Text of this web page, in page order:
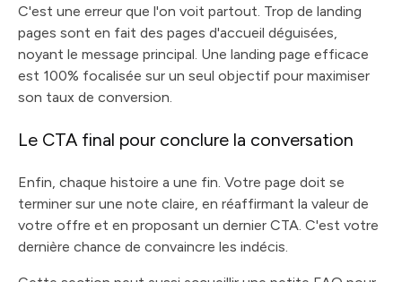
C'est une erreur que l'on voit partout. Trop de landing
pages sont en fait des pages d'accueil déguisées,
noyant le message principal. Une landing page efficace
est 100% focalisée sur un seul objectif pour maximiser
son taux de conversion.
Le CTA final pour conclure la conversation
Enfin, chaque histoire a une fin. Votre page doit se
terminer sur une note claire, en réaffirmant la valeur de
votre offre et en proposant un dernier CTA. C'est votre
dernière chance de convaincre les indécis.